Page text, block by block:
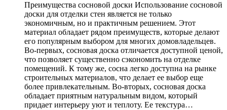
Преимущества сосновой доски Использование сосновой
доски для отделки стен является не только
экономичным, но и практичным решением. Этот
материал обладает рядом преимуществ, которые делают
его популярным выбором для многих домовладельцев.
Во-первых, сосновая доска отличается доступной ценой,
что позволяет существенно сэкономить на отделке
помещений. К тому же, сосна легко доступна на рынке
строительных материалов, что делает ее выбор еще
более привлекательным. Во-вторых, сосновая доска
обладает приятным натуральным видом, который
придает интерьеру уют и теплоту. Ее текстура…